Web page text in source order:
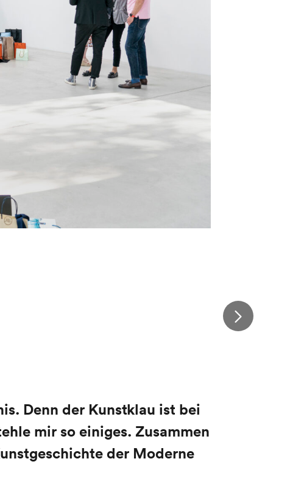
Denn der Kunstklau ist bei
mir so einiges. Zusammen
der Moderne